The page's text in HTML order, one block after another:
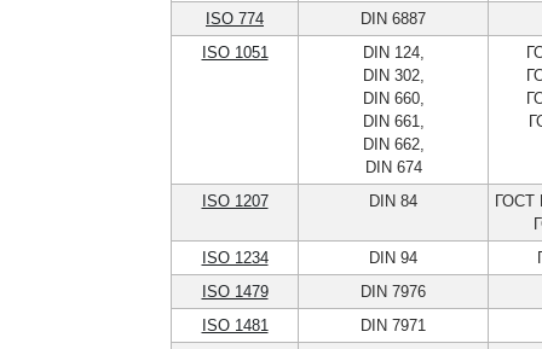
ISO 774
DIN 6887
ISO 1051
DIN 124,
DIN 302,
DIN 660,
DIN 661,
DIN 662,
DIN 674
ISO 1207 DIN 84
ГОСТ
ISO 1234
DIN 94
ISO 1479
DIN 7976
ISO 1481
DIN 7971